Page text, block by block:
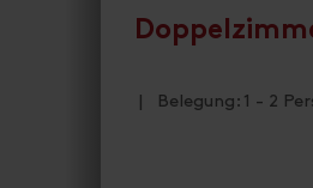
| Belegung: 1 - 2